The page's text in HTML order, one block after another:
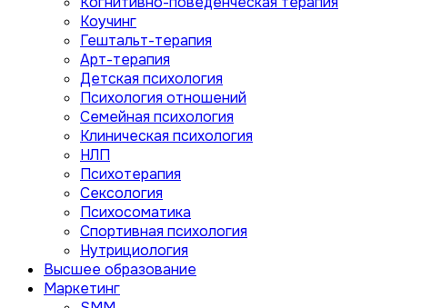
Коучинг
Гештальт-терапия
Арт-терапия
Детская психология
Психология отношений
Семейная психология
Клиническая психология
НЛП
Психотерапия
Сексология
Психосоматика
Спортивная психология
Нутрициология
Высшее образование
Маркетинг